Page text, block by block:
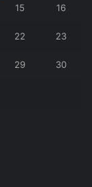
15 16
22 23
29 30